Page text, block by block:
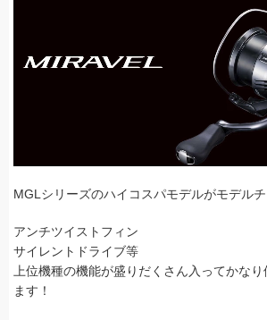
MGLシリーズのハイコスパモデルがモデルチ
アンチツイストフィン
サイレントドライブ等
上位機種の機能が盛りだくさん入ってかな
ます！